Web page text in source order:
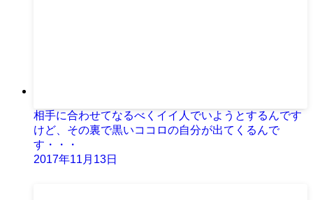
相手に合わせてなるべくイイ人でいようとするんです
けど、その裏で黒いココロの自分が出てくるんで
す・・・
2017年11月13日